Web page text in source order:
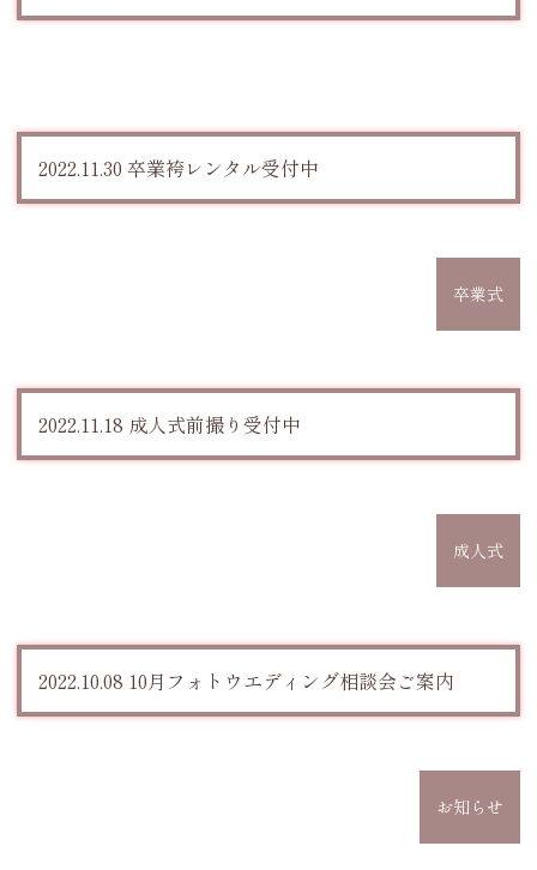
2022.11.30 卒業袴レンタル受付中
卒業式
2022.11.18 成人式前撮り受付中
成人式
2022.10.08 10月フォトウエディング相談会ご案内
お知らせ